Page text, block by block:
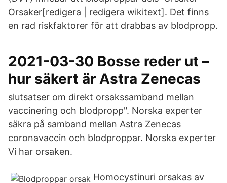
Orsaker[redigera | redigera wikitext]. Det finns
en rad riskfaktorer för att drabbas av blodpropp.
2021-03-30 Bosse reder ut –
hur säkert är Astra Zenecas
slutsatser om direkt orsakssamband mellan
vaccinering och blodpropp". Norska experter
säkra på samband mellan Astra Zenecas
coronavaccin och blodproppar. Norska experter
Vi har orsaken.
Homocystinuri orsakas av